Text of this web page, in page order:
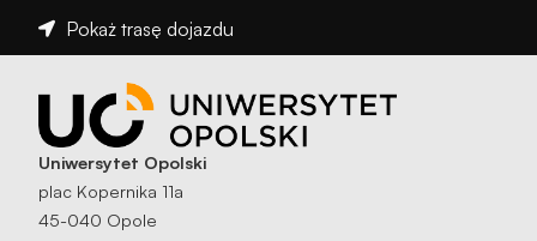
Pokaż trasę dojazdu
Uniwersytet Opolski
plac Kopernika 11a
45-040 Opole